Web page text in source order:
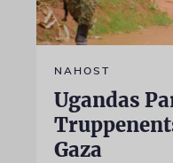
NAHOST
Ugandas
Gaza